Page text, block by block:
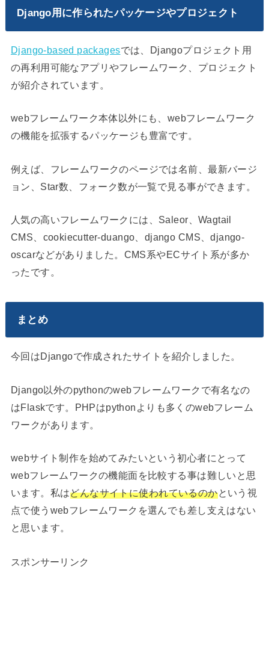
Django用に作られたパッケージやプロジェクト
Django-based packagesでは、Djangoプロジェクト用
の再利用可能なアプリやフレームワーク、プロジェクト
が紹介されています。
webフレームワーク本体以外にも、webフレームワーク
の機能を拡張するパッケージも豊富です。
例えば、フレームワークのページでは名前、最新バージ
ョン、Star数、フォーク数が一覧で見る事ができます。
人気の高いフレームワークには、Saleor、Wagtail
CMS、cookiecutter-duango、django CMS、django-
oscarなどがありました。CMS系やECサイト系が多か
ったです。
まとめ
今回はDjangoで作成されたサイトを紹介しました。
Django以外のpythonのwebフレームワークで有名なの
はFlaskです。PHPはpythonよりも多くのwebフレーム
ワークがあります。
webサイト制作を始めてみたいという初心者にとって
webフレームワークの機能面を比較する事は難しいと思
います。私はどんなサイトに使われているのかという視
点で使うwebフレームワークを選んでも差し支えはない
と思います。
スポンサーリンク